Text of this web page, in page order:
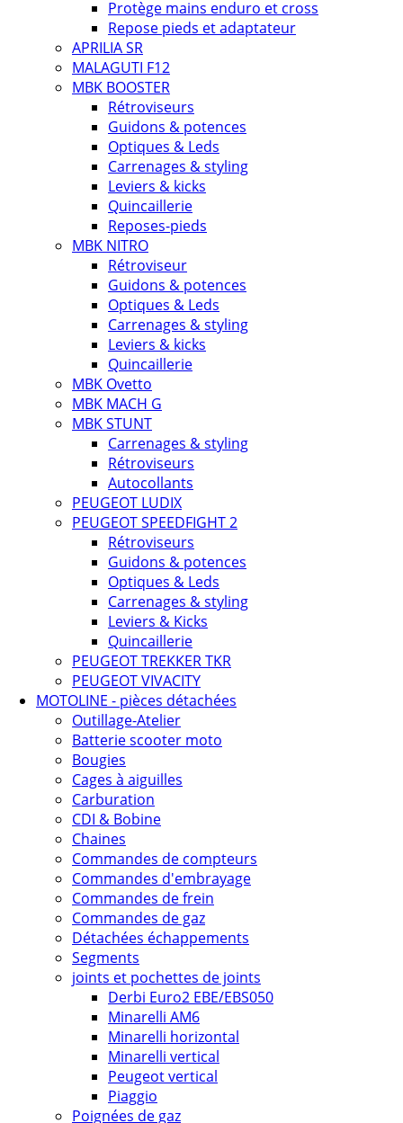
Protège mains enduro et cross
Repose pieds et adaptateur
APRILIA SR
MALAGUTI F12
MBK BOOSTER
Rétroviseurs
Guidons & potences
Optiques & Leds
Carrenages & styling
Leviers & kicks
Quincaillerie
Reposes-pieds
MBK NITRO
Rétroviseur
Guidons & potences
Optiques & Leds
Carrenages & styling
Leviers & kicks
Quincaillerie
MBK Ovetto
MBK MACH G
MBK STUNT
Carrenages & styling
Rétroviseurs
Autocollants
PEUGEOT LUDIX
PEUGEOT SPEEDFIGHT 2
Rétroviseurs
Guidons & potences
Optiques & Leds
Carrenages & styling
Leviers & Kicks
Quincaillerie
PEUGEOT TREKKER TKR
PEUGEOT VIVACITY
MOTOLINE - pièces détachées
Outillage-Atelier
Batterie scooter moto
Bougies
Cages à aiguilles
Carburation
CDI & Bobine
Chaines
Commandes de compteurs
Commandes d'embrayage
Commandes de frein
Commandes de gaz
Détachées échappements
Segments
joints et pochettes de joints
Derbi Euro2 EBE/EBS050
Minarelli AM6
Minarelli horizontal
Minarelli vertical
Peugeot vertical
Piaggio
Poignées de gaz